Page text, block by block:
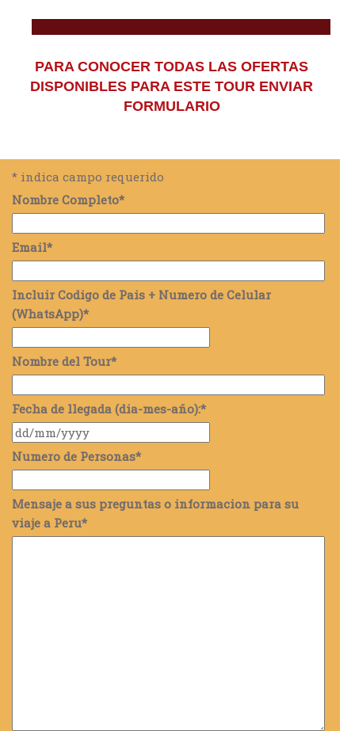
PARA CONOCER TODAS LAS OFERTAS
DISPONIBLES PARA ESTE TOUR ENVIAR
FORMULARIO
* indica campo requerido
Nombre Completo*
Email*
Incluir Codigo de Pais + Numero de Celular
(WhatsApp)*
Nombre del Tour*
Fecha de llegada (dia-mes-año):*
Numero de Personas*
Mensaje a sus preguntas o informacion para su
viaje a Peru*